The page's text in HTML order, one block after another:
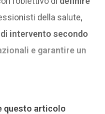
della salute,
intervento secondo
e garantire un
questo articolo